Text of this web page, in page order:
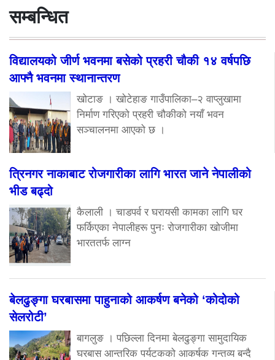
सम्बन्धित
विद्यालयको जीर्ण भवनमा बसेको प्रहरी चौकी १४ वर्षपछि
आफ्नै भवनमा स्थानान्तरण
खोटाङ । खोटेहाङ गाउँपालिका–२ वाप्लुखामा
निर्माण गरिएको प्रहरी चौकीको नयाँ भवन
सञ्चालनमा आएको छ ।
त्रिनगर नाकाबाट रोजगारीका लागि भारत जाने नेपालीको
भीड बढ्दो
कैलाली । चाडपर्व र घरायसी कामका लागि घर
फर्किएका नेपालीहरू पुनः रोजगारीका खोजीमा
भारततर्फ लाग्न
बेलढुङ्गा घरबासमा पाहुनाको आकर्षण बनेको ‘कोदोको
सेलरोटी’
बागलुङ । पछिल्ला दिनमा बेलढुङ्गा सामुदायिक
घरबास आन्तरिक पर्यटकको आकर्षक गन्तव्य बन्दै